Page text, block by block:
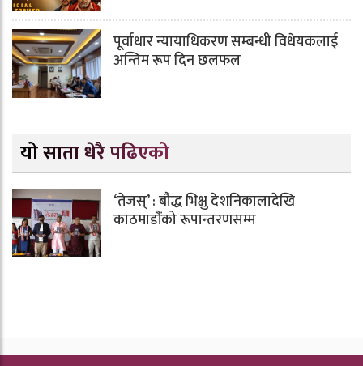
पूर्वाधार न्यायाधिकरण सम्बन्धी विधेयकलाई
अन्तिम रूप दिन छलफल
यो साता धेरै पढिएको
‘तेजस्’ : बौद्ध भिक्षु देशनिकालादेखि
काठमाडौंको रूपान्तरणसम्म